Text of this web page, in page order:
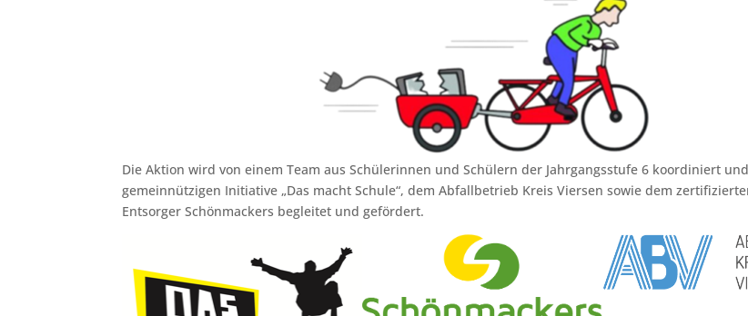
Die Aktion wird von einem Team aus Schülerinnen und Schülern der Jahrgangsstufe 6 koordiniert
gemeinnützigen Initiative „Das macht Schule“, dem Abfallbetrieb Kreis Viersen sowie dem
Entsorger Schönmackers begleitet und gefördert.